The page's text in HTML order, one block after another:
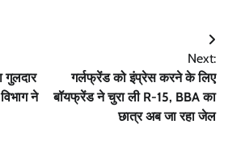
गुलदार
ने
Next:
गर्लफ्रेंड को इंप्रेस करने के लिए
बॉयफ्रेंड ने चुरा ली R-15, BBA का
छात्र अब जा रहा जेल